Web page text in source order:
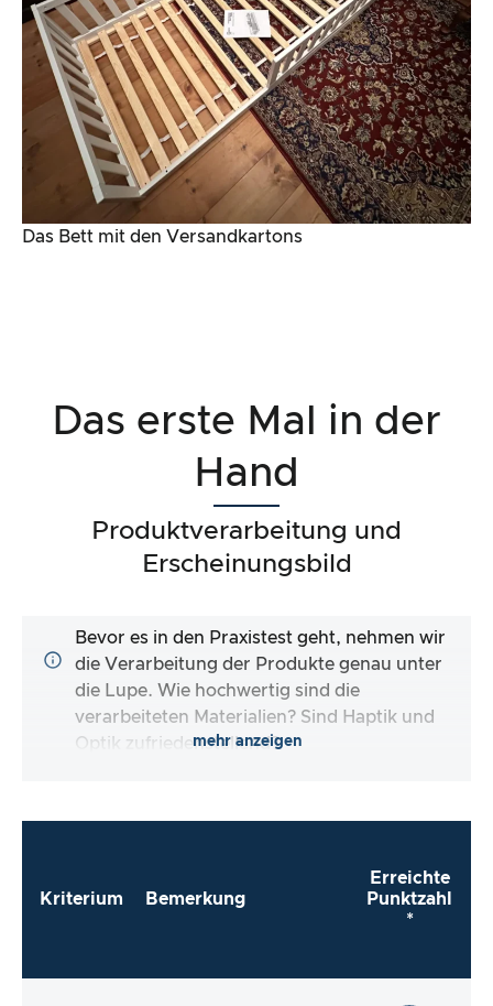
Das Bett mit den Versandkartons
Das erste Mal in der
Hand
Produktverarbeitung und
Erscheinungsbild
Bevor es in den Praxistest geht, nehmen wir
die Verarbeitung der Produkte genau unter
die Lupe. Wie hochwertig sind die
verarbeiteten Materialien? Sind Haptik und
Optik zufriedenstellend?
mehr anzeigen
Kriterium Bemerkung
Erreichte
Punktzahl
*